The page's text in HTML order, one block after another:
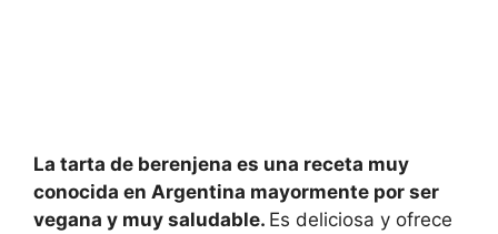
La tarta de berenjena es una receta muy
conocida en Argentina mayormente por ser
vegana y muy saludable. Es deliciosa y ofrece